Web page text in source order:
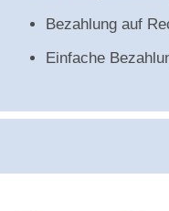
Bezahlung auf
Einfache